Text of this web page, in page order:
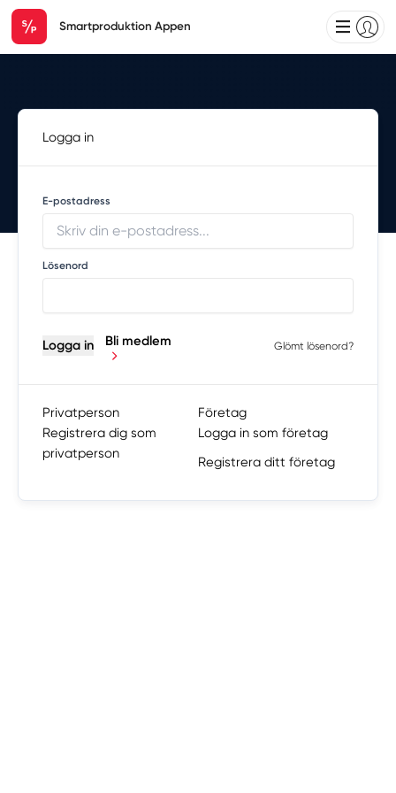
Smartproduktion Appen
Logga in
E-postadress
Lösenord
Logga in Bli medlem Glömt lösenord?
Privatperson
Registrera dig som
privatperson
Företag
Logga in som företag
Registrera ditt företag